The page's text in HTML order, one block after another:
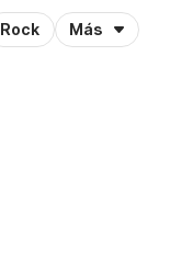
Rock Más